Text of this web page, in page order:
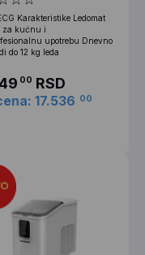
Karakteristike Ledomat
za kućnu i
upotrebu Dnevno
do 12 kg leda
00 RSD
17.536 00